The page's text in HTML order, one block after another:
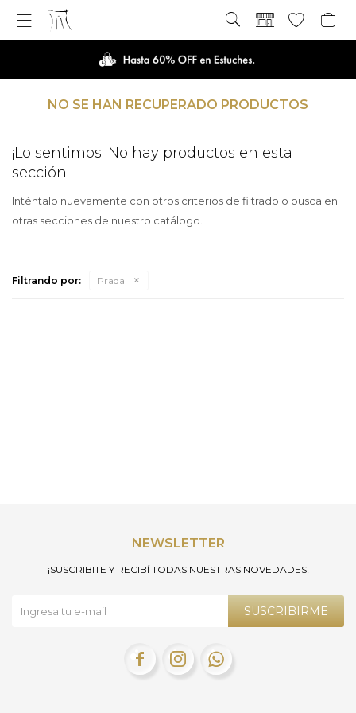

NO SE HAN RECUPERADO PRODUCTOS
¡Lo sentimos! No hay productos en esta
sección.
Inténtalo nuevamente con otros criterios de filtrado o busca en
otras secciones de nuestro catálogo.
Filtrando por: Prada
NEWSLETTER
¡SUSCRIBITE Y RECIBÍ TODAS NUESTRAS NOVEDADES!
SUSCRIBIRME
  